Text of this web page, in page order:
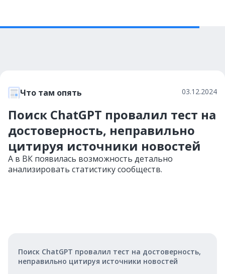
Что там опять 03.12.2024
Поиск ChatGPT провалил тест на
достоверность, неправильно
цитируя источники новостей
А в ВК появилась возможность детально
анализировать статистику сообществ.
Поиск ChatGPT провалил тест на достоверность,
неправильно цитируя источники новостей